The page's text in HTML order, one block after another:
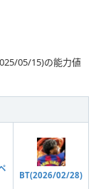
05/15)の能力値
BT(2026/02/28)